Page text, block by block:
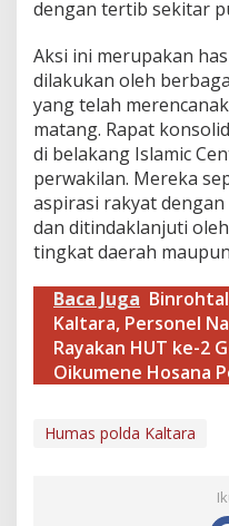
dengan tertib sekitar
​Aksi ini merupakan
dilakukan oleh
yang telah
matang. Rapat
di belakang Islamic
perwakilan. Mereka
aspirasi rakyat
dan ditindaklanjuti
tingkat daerah
Baca Juga
Kaltara, Personel
Rayakan HUT ke-2
Oikumene Hosana
Humas polda Kaltara